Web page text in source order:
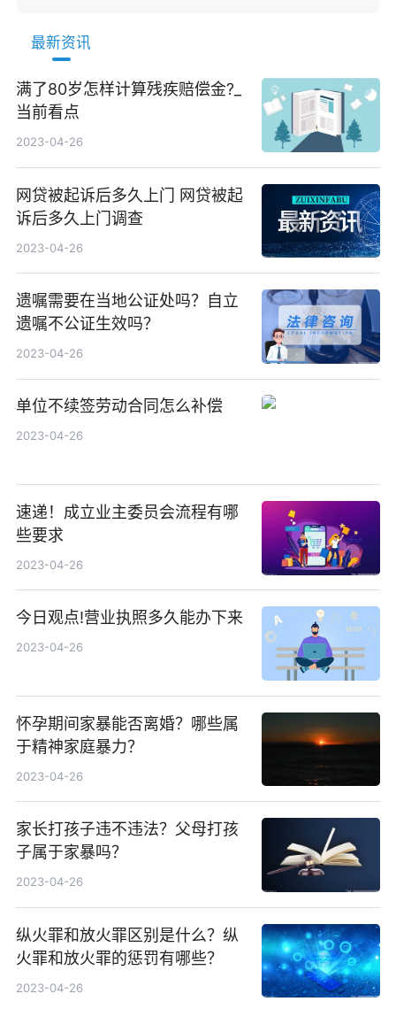
最新资讯
满了80岁怎样计算残疾赔偿金?_
当前看点
2023-04-26
网贷被起诉后多久上门 网贷被起
诉后多久上门调查
2023-04-26
遗嘱需要在当地公证处吗？自立
遗嘱不公证生效吗？
2023-04-26
单位不续签劳动合同怎么补偿
2023-04-26
速递！成立业主委员会流程有哪
些要求
2023-04-26
今日观点!营业执照多久能办下来
2023-04-26
怀孕期间家暴能否离婚？哪些属
于精神家庭暴力？
2023-04-26
家长打孩子违不违法？父母打孩
子属于家暴吗？
2023-04-26
纵火罪和放火罪区别是什么？纵
火罪和放火罪的惩罚有哪些？
2023-04-26